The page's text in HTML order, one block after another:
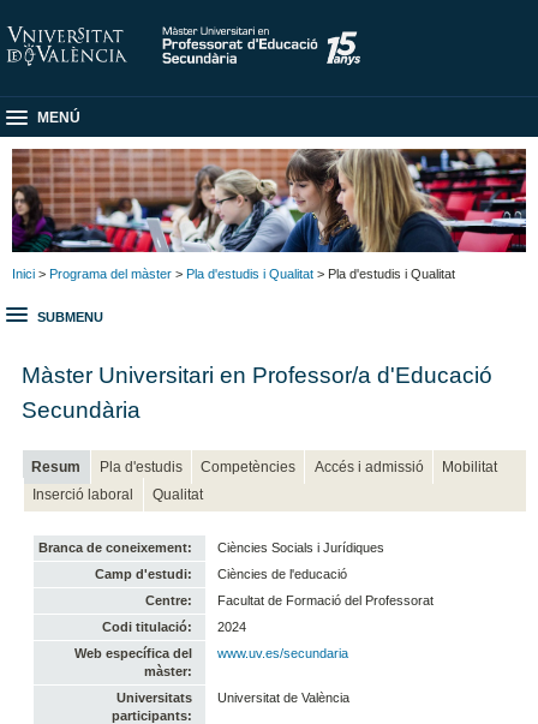
MENÚ
Inici > Programa del màster > Pla d'estudis i Qualitat > Pla d'estudis i Qualitat
SUBMENU
Màster Universitari en Professor/a d'Educació
Secundària
Resum Pla d'estudis Competències Accés i admissió
Mobilitat
Inserció laboral
Qualitat
Branca de coneixement:
Ciències Socials i Jurídiques
Camp d'estudi:
Ciències de l'educació
Centre:
Facultat de Formació del Professorat
Codi titulació:
2024
Web específica del
màster:
www.uv.es/secundaria
Universitats
participants:
Universitat de València